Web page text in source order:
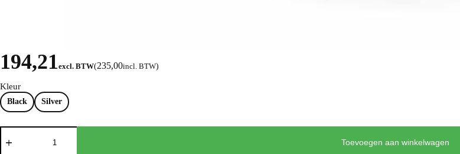
194,21excl. BTW(235,00incl. BTW)
Kleur
Black Silver
Toevoegen aan winkelwagen